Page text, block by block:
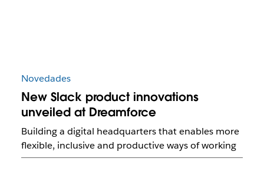
Novedades
New Slack product innovations
unveiled at Dreamforce
Building a digital headquarters that enables more
flexible, inclusive and productive ways of working